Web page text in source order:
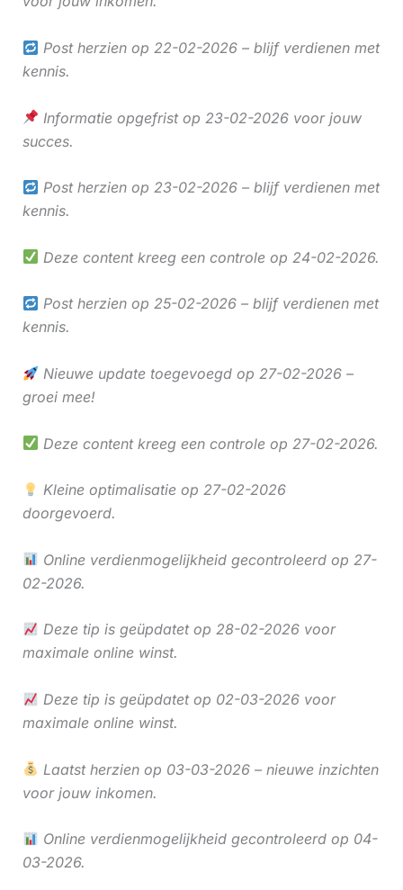
Post herzien op 22-02-2026 – blijf verdienen met
kennis.
Informatie opgefrist op 23-02-2026 voor jouw
succes.
Post herzien op 23-02-2026 – blijf verdienen met
kennis.
Deze content kreeg een controle op 24-02-2026.
Post herzien op 25-02-2026 – blijf verdienen met
kennis.
Nieuwe update toegevoegd op 27-02-2026 –
groei mee!
Deze content kreeg een controle op 27-02-2026.
Kleine optimalisatie op 27-02-2026
doorgevoerd.
Online verdienmogelijkheid gecontroleerd op 27-
02-2026.
Deze tip is geüpdatet op 28-02-2026 voor
maximale online winst.
Deze tip is geüpdatet op 02-03-2026 voor
maximale online winst.
Laatst herzien op 03-03-2026 – nieuwe inzichten
voor jouw inkomen.
Online verdienmogelijkheid gecontroleerd op 04-
03-2026.